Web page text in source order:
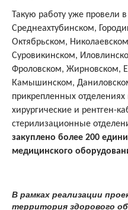
Такую работу уже провели
Среднеахтубинском,
Октябрьском,
Суровикинском,
Фроловском, Жирновском,
Камышинском,
прикрепленных
хирургические и рентген-
стерилизационные
закуплено более 200
медицинского
В рамках реализации
территория здорового